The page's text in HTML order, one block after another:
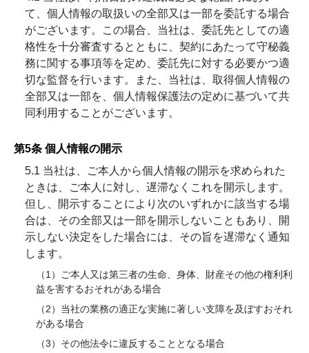
て、個人情報の取扱いの全部又は一部を委託する場合
がございます。この場合、当社は、委託先としての適
格性を十分審査するとともに、契約にあたって守秘義
務に関する事項等を定め、委託先に対する必要かつ適
切な監督を行います。また、当社は、取得個人情報の
全部又は一部を、個人情報保護法の定めに基づいて共
同利用することがございます。
第5条 個人情報の開示
5.1 当社は、ご本人から個人情報の開示を求められた
ときは、ご本人に対し、遅滞なくこれを開示します。
但し、開示することにより次のいずれかに該当する場
合は、その全部又は一部を開示しないこともあり、開
示しない決定をした場合には、その旨を遅滞なく通知
します。
（1）ご本人又は第三者の生命、身体、財産その他の権利利
益を害するおそれがある場合
（2）当社の業務の適正な実施に著しい支障を及ぼすおそれ
がある場合
（3）その他法令に違反することとなる場合